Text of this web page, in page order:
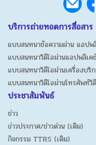
บริการถ่ายทอดการสื่อสาร
แบบสนทนาข้อความผ่าน แอป
แบบสนทนาวิดีโอผ่านแอปพลิเ
แบบสนทนาวิดีโอผ่านเครื่องบริ
แบบสนทนาวิดีโอผ่านโทรศัพท์วิ
ประชาสัมพันธ์
ข่าว
ข่าวประกาศ/ข่าวด่วน (เดิม)
กิจกรรม TTRS (เดิม)